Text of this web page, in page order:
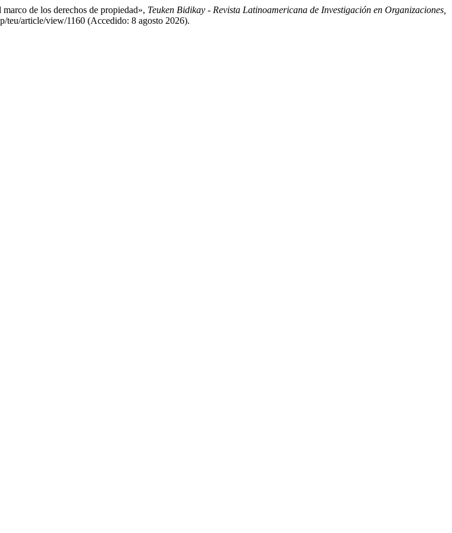
de los derechos de propiedad», Teuken Bidikay - Revista Latinoamericana de Investigación en Organizaciones,
teu/article/view/1160 (Accedido: 8 agosto 2026).